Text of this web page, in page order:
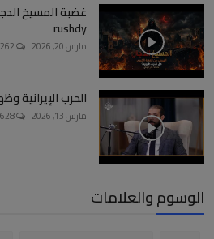
rushdy
مارس 20, 2026
الحرب الإيرانية
مارس 13, 2026
الوسوم والعلامات